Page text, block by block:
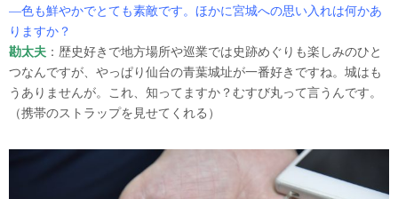
―色も鮮やかでとても素敵です。ほかに宮城への思い入れは何かあ
りますか？
勘太夫 ：歴史好きで地方場所や巡業では史跡めぐりも楽しみのひと
つなんですが、やっぱり仙台の青葉城址が一番好きですね。城はも
うありませんが。これ、知ってますか？むすび丸って言うんです。
（携帯のストラップを見せてくれる）